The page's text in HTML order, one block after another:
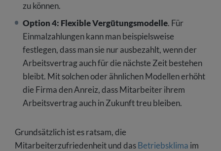
zu können.
Option 4: Flexible Vergütungsmodelle. Für
Einmalzahlungen kann man beispielsweise
festlegen, dass man sie nur ausbezahlt, wenn der
Arbeitsvertrag auch für die nächste Zeit bestehen
bleibt. Mit solchen oder ähnlichen Modellen erhöht
die Firma den Anreiz, dass Mitarbeiter ihrem
Arbeitsvertrag auch in Zukunft treu bleiben.
Grundsätzlich ist es ratsam, die
Mitarbeiterzufriedenheit und dasBetriebsklima im